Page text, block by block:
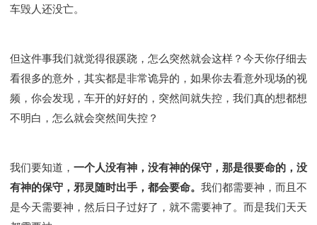
车毁人还没亡。
但这件事我们就觉得很蹊跷，怎么突然就会这样？今天你仔细去
看很多的意外，其实都是非常诡异的，如果你去看意外现场的视
频，你会发现，车开的好好的，突然间就失控，我们真的想都想
不明白，怎么就会突然间失控？
我们要知道， 一个人没有神，没有神的保守，那是很要命的，没
有神的保守，邪灵随时出手，都会要命。 我们都需要神，而且不
是今天需要神，然后日子过好了，就不需要神了。而是我们天天